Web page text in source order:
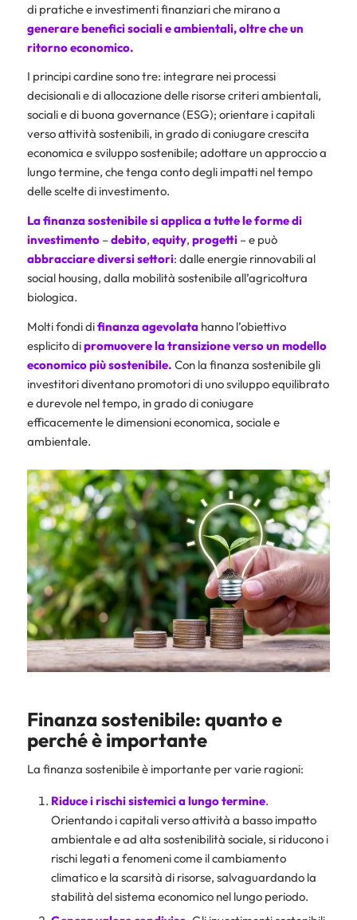
di pratiche e investimenti finanziari che mirano a
generare benefici sociali e ambientali, oltre che un
ritorno economico.
I principi cardine sono tre: integrare nei processi
decisionali e di allocazione delle risorse criteri ambientali,
sociali e di buona governance (ESG); orientare i capitali
verso attività sostenibili, in grado di coniugare crescita
economica e sviluppo sostenibile; adottare un approccio a
lungo termine, che tenga conto degli impatti nel tempo
delle scelte di investimento.
La finanza sostenibile si applica a tutte le forme di
investimento–debito, equity, progetti– e può
abbracciare diversi settori: dalle energie rinnovabili al
social housing, dalla mobilità sostenibile all’agricoltura
biologica.
Molti fondi difinanza agevolatahanno l’obiettivo
esplicito dipromuovere la transizione verso un modello
economico più sostenibile. Con la finanza sostenibile gli
investitori diventano promotori di uno sviluppo equilibrato
e durevole nel tempo, in grado di coniugare
efficacemente le dimensioni economica, sociale e
ambientale.
Finanza sostenibile: quanto e
perché è importante
La finanza sostenibile è importante per varie ragioni:
Riduce i rischi sistemici a lungo termine.
Orientando i capitali verso attività a basso impatto
ambientale e ad alta sostenibilità sociale, si riducono i
rischi legati a fenomeni come il cambiamento
climatico e la scarsità di risorse, salvaguardando la
stabilità del sistema economico nel lungo periodo.